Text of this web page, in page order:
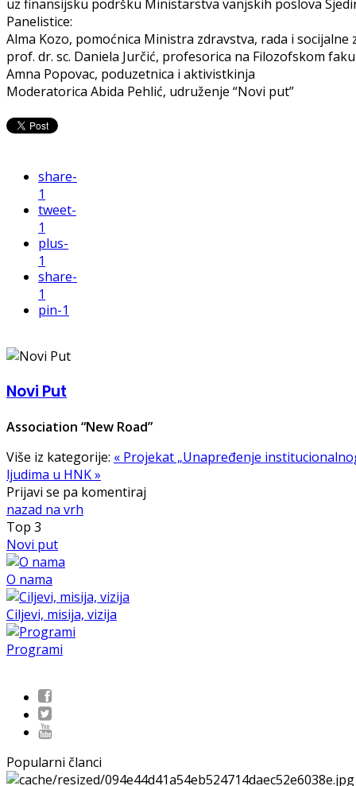
uz finansijsku podršku Ministarstva vanjskih poslova
Panelistice:
Alma Kozo, pomoćnica Ministra zdravstva, rada i socijalne
prof. dr. sc. Daniela Jurčić, profesorica na Filozofskom
Amna Popovac, poduzetnica i aktivistkinja
Moderatorica Abida Pehlić, udruženje “Novi put”
share-
1
tweet-
1
plus-
1
share-
1
pin-1
Novi Put
Association “New Road”
Više iz kategorije: « Projekat „Unapređenje
ljudima u HNK »
Prijavi se pa komentiraj
nazad na vrh
Top 3
Novi put
O nama
Ciljevi, misija, vizija
Programi
Popularni članci